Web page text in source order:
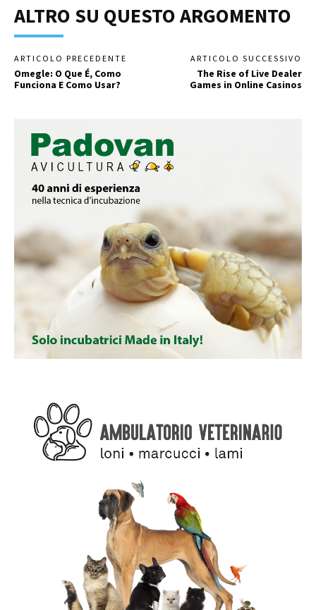
ALTRO SU QUESTO ARGOMENTO
ARTICOLO PRECEDENTE
Omegle: O Que É, Como
Funciona E Como Usar?
ARTICOLO SUCCESSIVO
The Rise of Live Dealer
Games in Online Casinos